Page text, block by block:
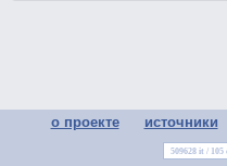
о проекте источники
509628 it / 105